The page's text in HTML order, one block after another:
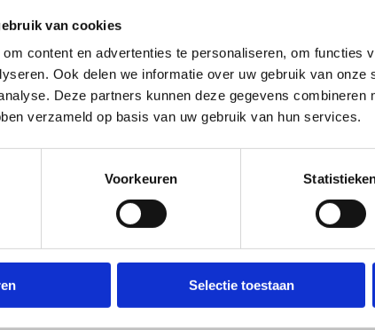
van cookies
content en advertenties te personaliseren, om functies
Ook delen we informatie over uw gebruik van
Deze partners kunnen deze gegevens combineren
verzameld op basis van uw gebruik van hun services.
Voorkeuren
Selectie toestaan